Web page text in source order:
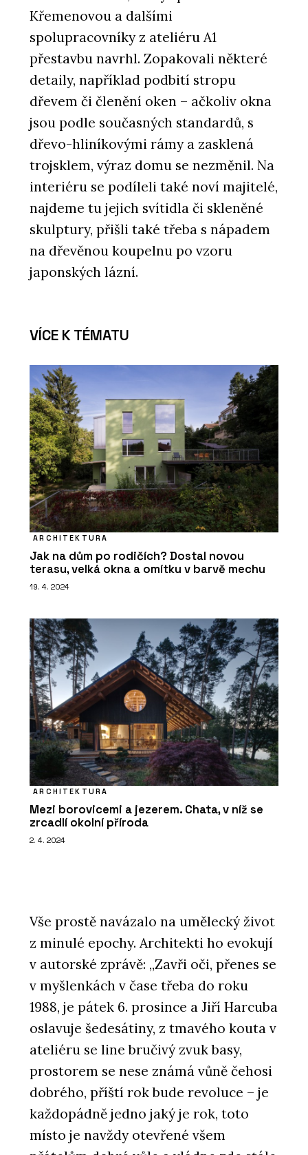
Křemenovou a dalšími
spolupracovníky z ateliéru A1
přestavbu navrhl. Zopakovali některé
detaily, například podbití stropu
dřevem či členění oken – ačkoliv okna
jsou podle současných standardů, s
dřevo-hliníkovými rámy a zasklená
trojsklem, výraz domu se nezměnil. Na
interiéru se podíleli také noví majitelé,
najdeme tu jejich svítidla či skleněné
skulptury, přišli také třeba s nápadem
na dřevěnou koupelnu po vzoru
japonských lázní.
VÍCE K TÉMATU
ARCHITEKTURA
Jak na dům po rodičích? Dostal novou
terasu, velká okna a omítku v barvě mechu
19. 4. 2024
ARCHITEKTURA
Mezi borovicemi a jezerem. Chata, v níž se
zrcadlí okolní příroda
2. 4. 2024
Vše prostě navázalo na umělecký život
z minulé epochy. Architekti ho evokují
v autorské zprávě: „Zavři oči, přenes se
v myšlenkách v čase třeba do roku
1988, je pátek 6. prosince a Jiří Harcuba
oslavuje šedesátiny, z tmavého kouta v
ateliéru se line bručivý zvuk basy,
prostorem se nese známá vůně čehosi
dobrého, příští rok bude revoluce – je
každopádně jedno jaký je rok, toto
místo je navždy otevřené všem